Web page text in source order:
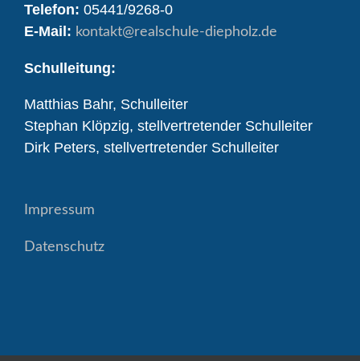
Telefon: 05441/9268-0
E-Mail: kontakt@realschule-diepholz.de
Schulleitung:
Matthias Bahr, Schulleiter
Stephan Klöpzig, stellvertretender Schulleiter
Dirk Peters, stellvertretender Schulleiter
Impressum
Datenschutz